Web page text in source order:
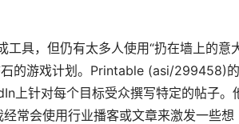
具，但仍有太多人使用“扔在墙上的意
石的游戏计划。Printable (asi/299458)的
上针对每个目标受众撰写特定的帖子。
常会使用行业播客或文章来激发一些想